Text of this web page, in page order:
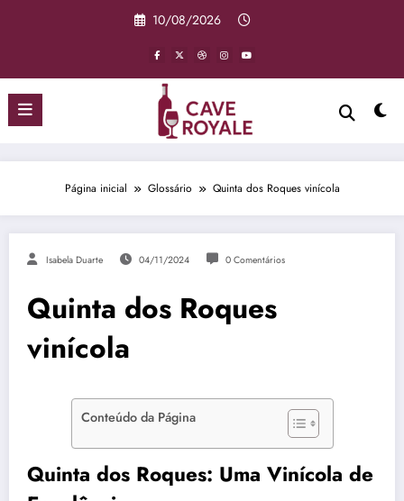
10/08/2026
Página inicial Glossário Quinta dos Roques vinícola
Isabela Duarte 04/11/2024 0 Comentários
Quinta dos Roques
vinícola
Conteúdo da Página
Quinta dos Roques: Uma Vinícola de